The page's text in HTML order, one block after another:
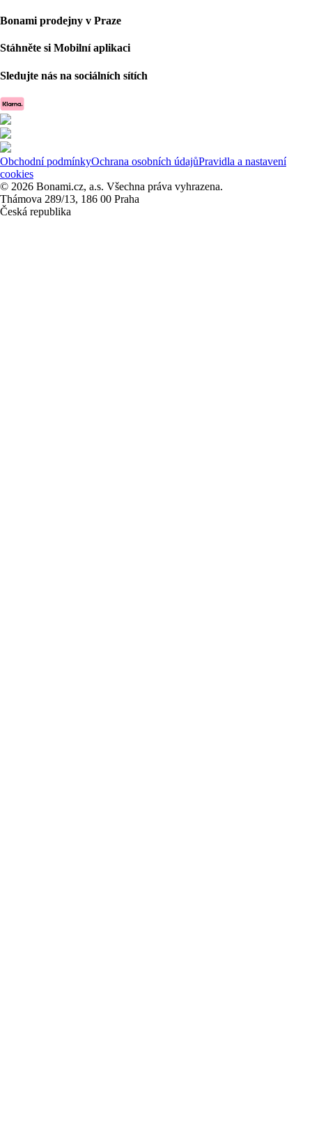
Bonami prodejny v Praze
Stáhněte si Mobilní aplikaci
Sledujte nás na sociálních sítích
Obchodní podmínkyOchrana osobních údajůPravidla a nastavení
cookies
© 2026 Bonami.cz, a.s. Všechna práva vyhrazena.
Thámova 289/13, 186 00 Praha
Česká republika